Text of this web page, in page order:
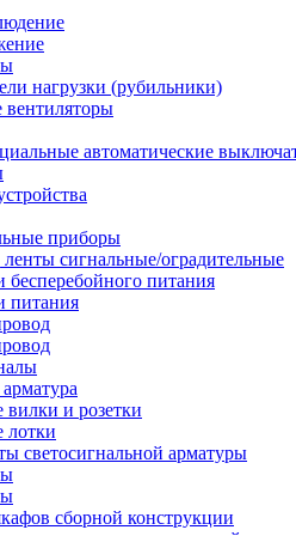
нагрузки (рубильники)
автоматические
приборы
сигнальные/оградительные
бесперебойного питания
питания
вилки и розетки
лотки
светосигнальной арматуры
сборной конструкции